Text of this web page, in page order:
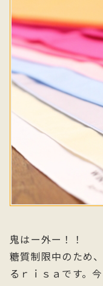
鬼はー外ー！！
糖質制限中のため
るｒｉｓａです。